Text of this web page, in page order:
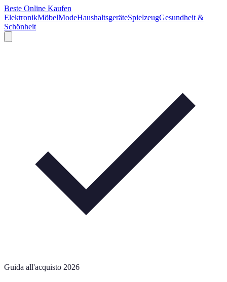
Beste Online Kaufen
ElektronikMöbelModeHaushaltsgeräteSpielzeugGesundheit &
Schönheit
Guida all'acquisto 2026